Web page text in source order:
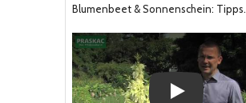
Blumenbeet & Sonnenschein: Tipps.